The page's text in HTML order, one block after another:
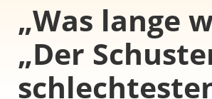
„Was lange
„Der